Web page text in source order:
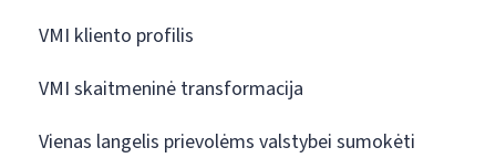
VMI kliento profilis
VMI skaitmeninė transformacija
Vienas langelis prievolėms valstybei sumokėti